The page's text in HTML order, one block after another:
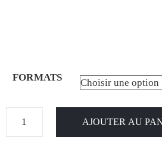
FORMATS
AJOUTER AU